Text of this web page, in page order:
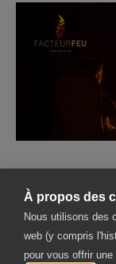
À propos des
Nous utilisons des
web (y compris
pour vous offrir
Verband für